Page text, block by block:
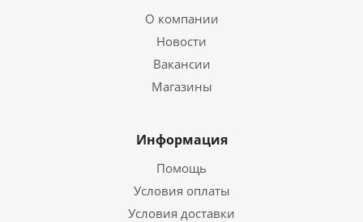
О компании
Новости
Вакансии
Магазины
Информация
Помощь
Условия оплаты
Условия доставки